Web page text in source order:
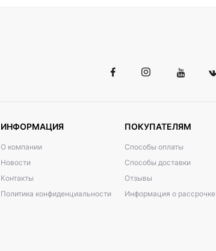
ИНФОРМАЦИЯ
О компании
Новости
Контакты
Политика конфиденциальности
ПОКУПАТЕЛЯМ
Способы оплаты
Способы доставки
Отзывы
Информация о рассрочке